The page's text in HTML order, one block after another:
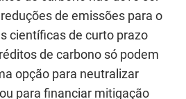
de emissões para o
científicas de curto prazo
de carbono só podem
opção para neutralizar
para financiar mitigação